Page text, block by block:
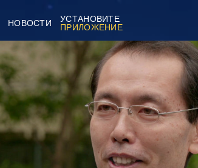
НОВОСТИ
УСТАНОВИТЕ
ПРИЛОЖЕНИЕ